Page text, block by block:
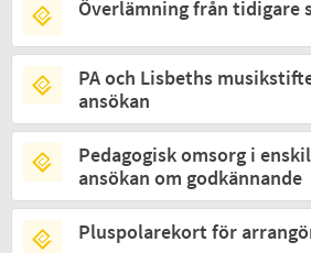
Överlämning från tidigare
PA och Lisbeths
ansökan
Pedagogisk omsorg i
ansökan om godkännande
Pluspolarekort för